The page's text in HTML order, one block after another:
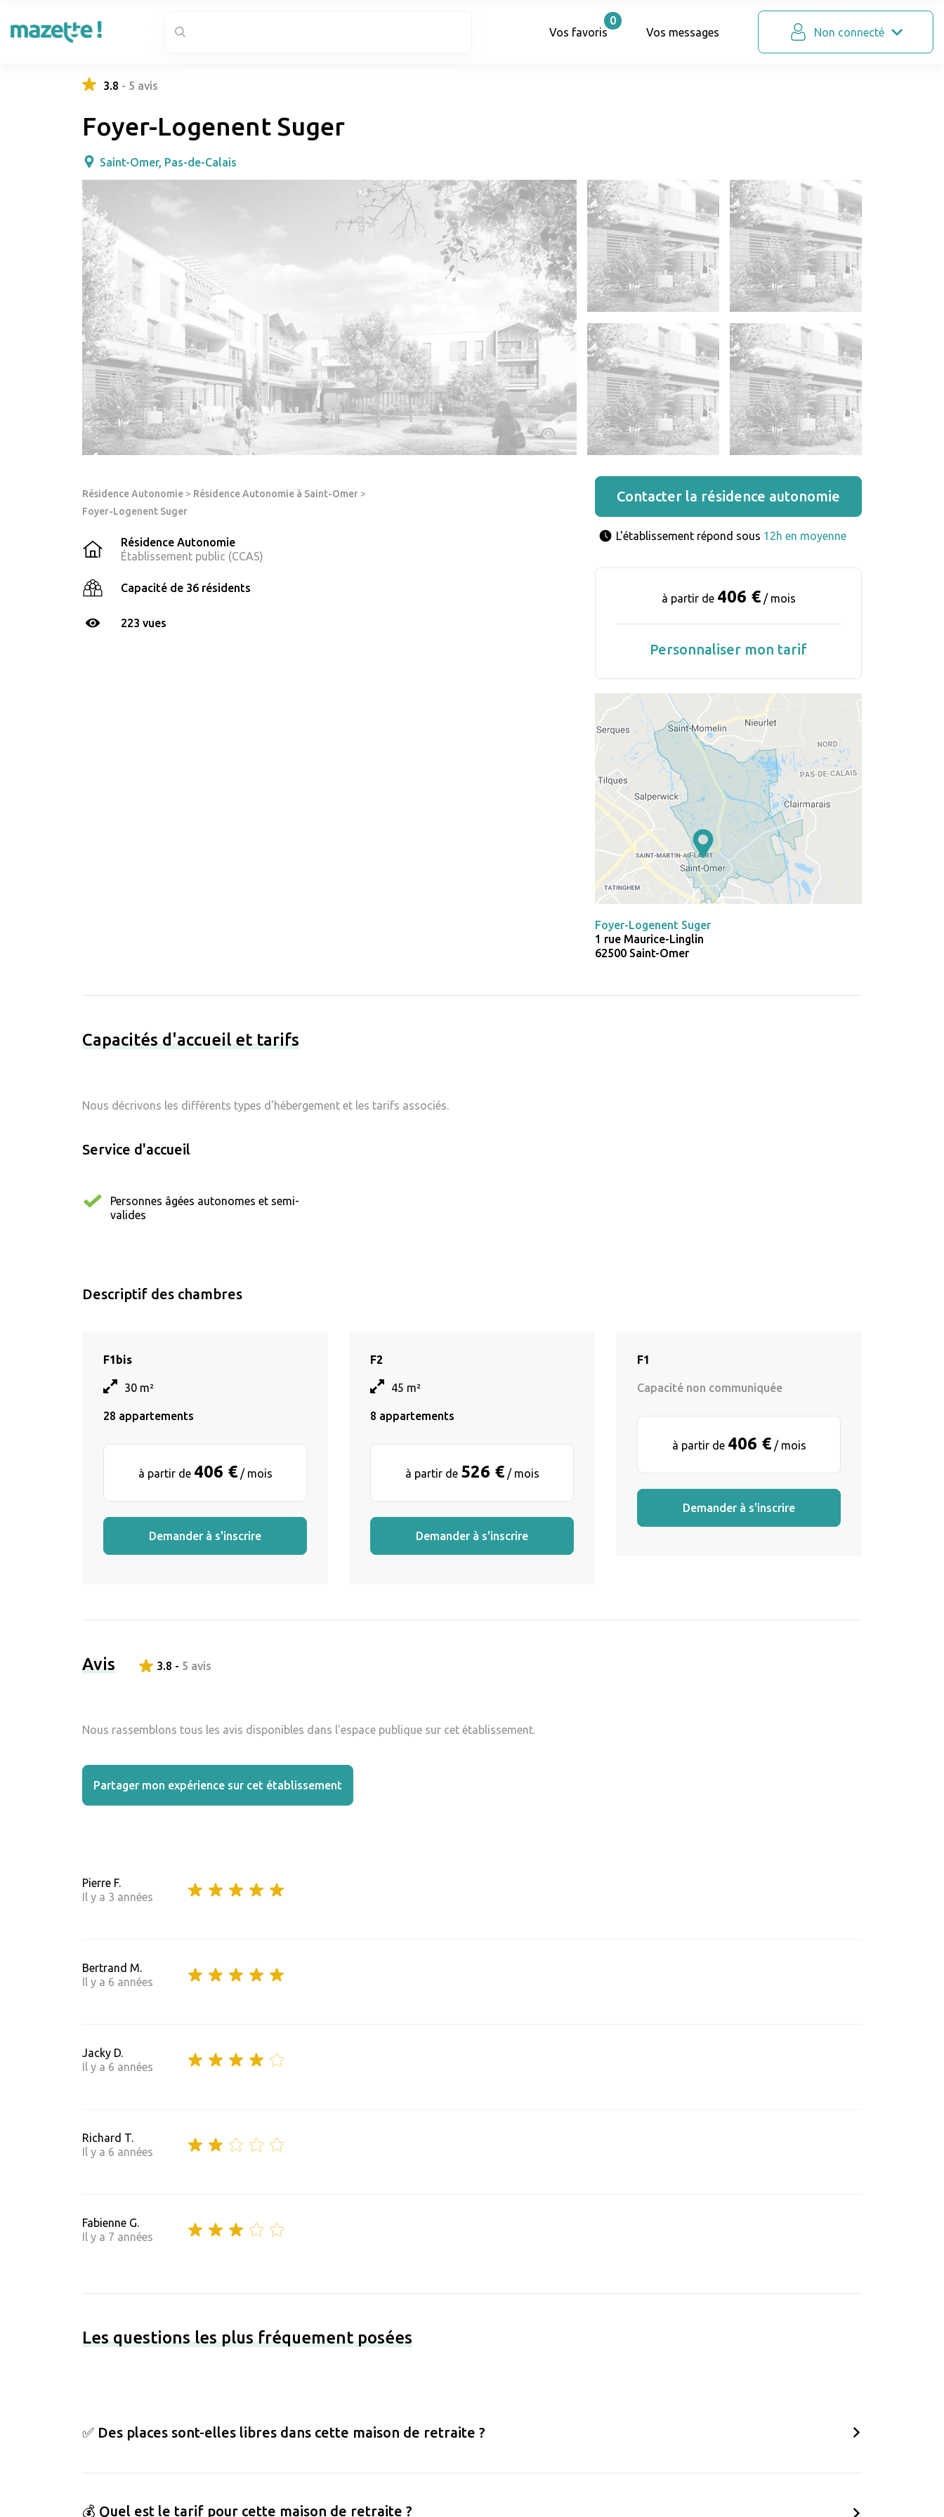
Vos favoris
0
Vos messages
Non connecté
3.8 - 5 avis
Foyer-Logenent Suger
Saint-Omer, Pas-de-Calais
Résidence Autonomie > Résidence Autonomie à Saint-Omer >
Foyer-Logenent Suger
Résidence Autonomie
Établissement public (CCAS)
Capacité de 36 résidents
223 vues
Contacter la résidence autonomie
L'établissement répond sous 12h en moyenne
à partir de 406 €/ mois
Personnaliser mon tarif
Foyer-Logenent Suger
1 rue Maurice-Linglin
62500 Saint-Omer
Capacités d'accueil et tarifs
Nous décrivons les différents types d'hébergement et les tarifs associés.
Service d'accueil
Personnes âgées autonomes et semi-
valides
Descriptif des chambres
F1bis
30 m²
28 appartements
à partir de 406 €/ mois
Demander à s'inscrire
F2
45 m²
8 appartements
à partir de 526 €/ mois
Demander à s'inscrire
F1
Capacité non communiquée
à partir de 406 €/ mois
Demander à s'inscrire
Avis 3.8 - 5 avis
Nous rassemblons tous les avis disponibles dans l'espace publique sur cet établissement.
Partager mon expérience sur cet établissement
Pierre F.
Il y a 3 années
Bertrand M.
Il y a 6 années
Jacky D.
Il y a 6 années
Richard T.
Il y a 6 années
Fabienne G.
Il y a 7 années
Les questions les plus fréquement posées
✅ Des places sont-elles libres dans cette maison de retraite ?
💰 Quel est le tarif pour cette maison de retraite ?